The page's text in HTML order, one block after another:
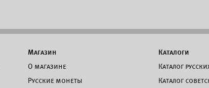
Магазин
О магазине
Русские монеты
Каталоги
Каталог
Каталог